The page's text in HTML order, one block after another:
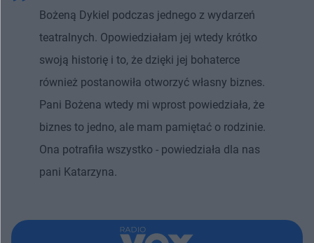
Bożeną Dykiel podczas jednego z wydarzeń
teatralnych. Opowiedziałam jej wtedy krótko
swoją historię i to, że dzięki jej bohaterce
również postanowiła otworzyć własny biznes.
Pani Bożena wtedy mi wprost powiedziała, że
biznes to jedno, ale mam pamiętać o rodzinie.
Ona potrafiła wszystko - powiedziała dla nas
pani Katarzyna.